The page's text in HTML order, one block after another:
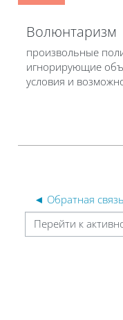
Волюнтаризм
произвольные
игнорирующие
условия и
◄ Обратная связь
Перейти к